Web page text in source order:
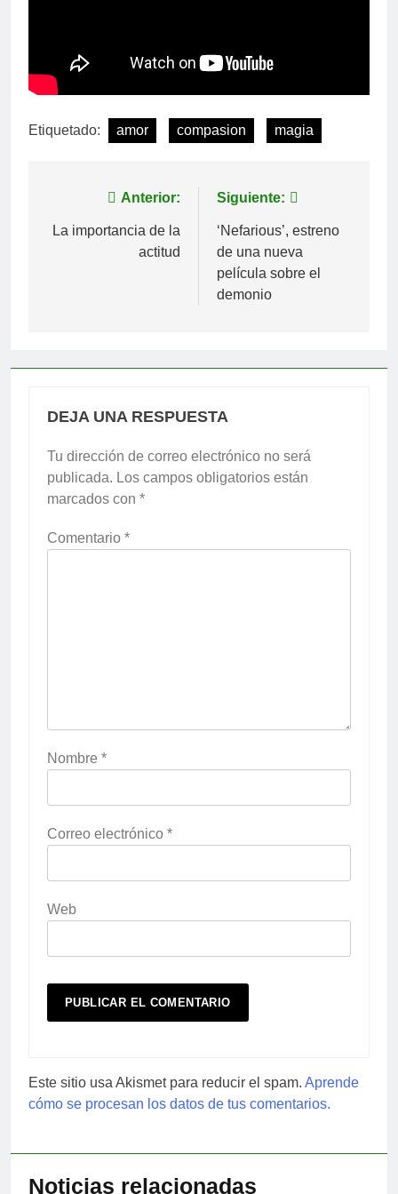
Etiquetado: amor compasion magia
Navegación
de
Anterior:
La importancia de la
actitud
Siguiente:
‘Nefarious’, estreno
de una nueva
película sobre el
demonio
DEJA UNA RESPUESTA
Tu dirección de correo electrónico no será
publicada. Los campos obligatorios están
marcados con *
Comentario *
Nombre *
Correo electrónico *
Web
Este sitio usa Akismet para reducir el spam. Aprende
cómo se procesan los datos de tus comentarios.
Noticias relacionadas